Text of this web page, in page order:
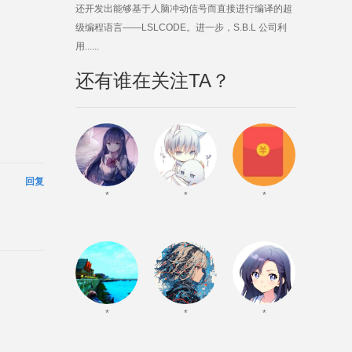
回复
还开发出能够基于人脑冲动信号而直接进行编译的超
级编程语言——LSLCODE。进一步，S.B.L 公司利
用......
还有谁在关注TA？
* * *
* * *